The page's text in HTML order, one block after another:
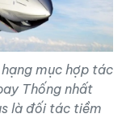
mục hợp tác
Thống nhất
là đối tác tiềm